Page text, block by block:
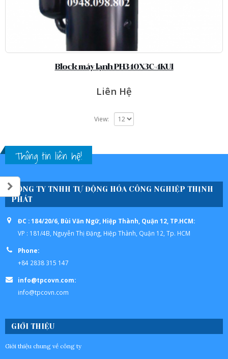
Block máy lạnh PH340X3C-4KU1
Liên Hệ
View:
Thông tin liên hệ!
CÔNG TY TNHH TỰ ĐỘNG HÓA CÔNG NGHIỆP THỊNH
PHÁT
ĐC : 184/20/6, Bùi Văn Ngữ, Hiệp Thành, Quận 12, TP.HCM:
VP : 181/4B, Nguyễn Thị Đặng, Hiệp Thành, Quận 12, Tp. HCM
Phone:
+84 2838 315 147
info@tpcovn.com:
info@tpcovn.com
GIỚI THIỆU
Giới thiệu chung về công ty